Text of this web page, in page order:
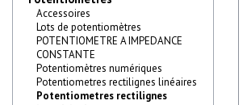
Accessoires
Lots de potentiomètres
POTENTIOMETRE A IMPEDANCE
CONSTANTE
Potentiomètres numériques
Potentiometres rectilignes linéaires
Potentiometres rectilignes